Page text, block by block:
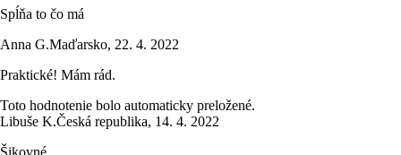
Spĺňa to čo má
Anna G.Maďarsko, 22. 4. 2022
Praktické! Mám rád.
Toto hodnotenie bolo automaticky preložené.
Libuše K.Česká republika, 14. 4. 2022
Šikovné.